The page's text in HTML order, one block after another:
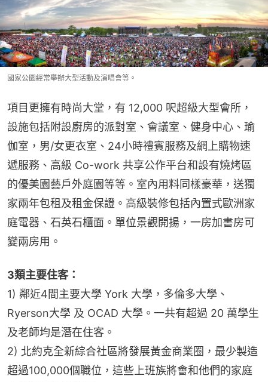
國家公園經常舉辦大型活動及演唱會等。
項目更擁有時尚大堂，有 12,000 呎超級大型會所，
設施包括附設廚房的派對室、會議室、健身中心、瑜
伽室，男/女更衣室、24小時禮賓服務及網上購物速
遞服務、高級 Co-work 共享公作平台和設有燒烤區
的優美園藝戶外庭園等等。室內用料同樣豪華，送獨
家兩年包租及租金保證。高級裝修包括內置式歐洲家
庭電器、石英石櫃面。單位景觀開揚，一房加書房可
變兩房用。
3類主要住客：
1) 鄰近4間主要大學 York 大學，多倫多大學、
Ryerson大學 及 OCAD 大學。一共有超過 20 萬學生
及老師均是潛在住客。
2) 北約克全新綜合社區將發展黃金商業圈，最少製造
超過100,000個職位，這些上班族將會和他們的家庭